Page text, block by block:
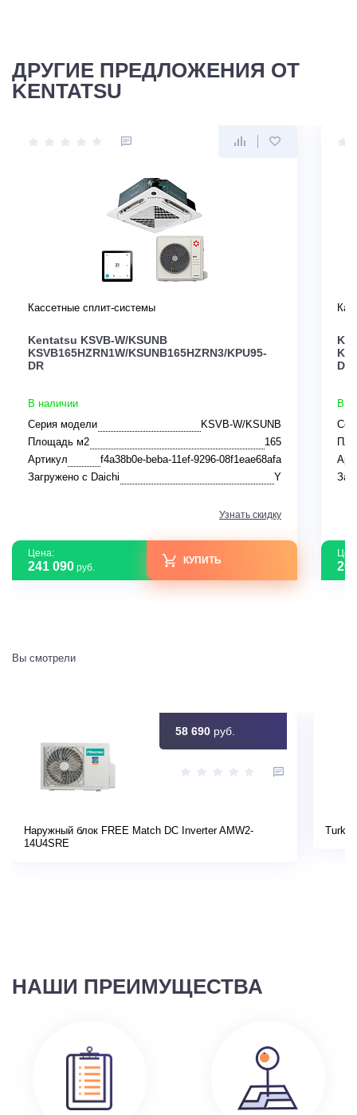
ДРУГИЕ ПРЕДЛОЖЕНИЯ ОТ
KENTATSU
Кассетные сплит-системы
Kentatsu KSVB-W/KSUNB
KSVB165HZRN1W/KSUNB165HZRN3/KPU95-
DR
В наличии
Серия модели
KSVB-W/KSUNB
Площадь м2
165
Артикул
f4a38b0e-beba-11ef-9296-08f1eae68afa
Загружено с Daichi
Y
Узнать скидку
Цена:
241 090 руб.
КУПИТЬ
DR
В
Вы смотрели
58 690 руб.
Наружный блок FREE Match DC Inverter AMW2-
14U4SRE
НАШИ ПРЕИМУЩЕСТВА